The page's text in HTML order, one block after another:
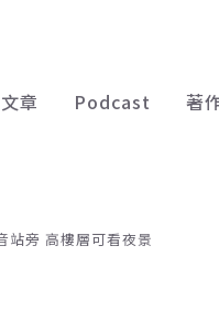
文章 Podcast 著
旁 高樓層可看夜景